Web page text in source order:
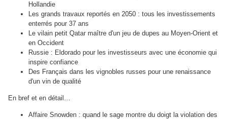
Hollandie
Les grands travaux reportés en 2050 : tous les investissements
enterrés pour 37 ans
Le vilain petit Qatar maître d'un jeu de dupes au Moyen-Orient et
en Occident
Russie : Eldorado pour les investisseurs avec une économie qui
inspire confiance
Des Français dans les vignobles russes pour une renaissance
d'un vin de qualité
En bref et en détail…
Affaire Snowden : quand le sage montre du doigt la violation des